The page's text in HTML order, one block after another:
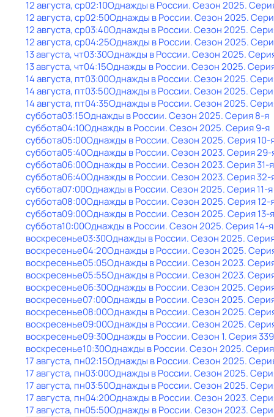
12 августа, ср02:10Однажды в России. Сезон 2025.
12 августа, ср02:50Однажды в России. Сезон 2025.
12 августа, ср03:40Однажды в России. Сезон 2025.
12 августа, ср04:25Однажды в России. Сезон 2025.
13 августа, чт03:30Однажды в России. Сезон 2025.
13 августа, чт04:15Однажды в России. Сезон 2025.
14 августа, пт03:00Однажды в России. Сезон 2025.
14 августа, пт03:50Однажды в России. Сезон 2025.
14 августа, пт04:35Однажды в России. Сезон 2025.
суббота03:15Однажды в России. Сезон 2025. Серия 8-я
суббота04:10Однажды в России. Сезон 2025. Серия 9-я
суббота05:00Однажды в России. Сезон 2025. Серия 10-
суббота05:40Однажды в России. Сезон 2023. Серия 29-
суббота06:00Однажды в России. Сезон 2023. Серия 31-я
суббота06:40Однажды в России. Сезон 2023. Серия 32-
суббота07:00Однажды в России. Сезон 2025. Серия 11-я
суббота08:00Однажды в России. Сезон 2025. Серия 12-
суббота09:00Однажды в России. Сезон 2025. Серия 13-я
суббота10:00Однажды в России. Сезон 2025. Серия 14-я
воскресенье03:30Однажды в России. Сезон 2025.
воскресенье04:20Однажды в России. Сезон 2025.
воскресенье05:05Однажды в России. Сезон 2023.
воскресенье05:55Однажды в России. Сезон 2023.
воскресенье06:30Однажды в России. Сезон 2025.
воскресенье07:00Однажды в России. Сезон 2025.
воскресенье08:00Однажды в России. Сезон 2025.
воскресенье09:00Однажды в России. Сезон 2025.
воскресенье09:30Однажды в России. Сезон 1. Серия
воскресенье10:30Однажды в России. Сезон 2025.
17 августа, пн02:15Однажды в России. Сезон 2025.
17 августа, пн03:00Однажды в России. Сезон 2025.
17 августа, пн03:50Однажды в России. Сезон 2025.
17 августа, пн04:20Однажды в России. Сезон 2023.
17 августа, пн05:50Однажды в России. Сезон 2023.